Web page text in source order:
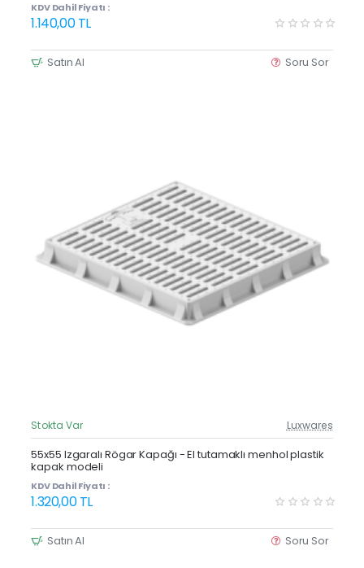
KDV Dahil Fiyatı :
1.140,00 TL
Satın Al Soru Sor
Güncel Fiyat
Yeni Ürün
Stokta Var Luxwares
55x55 Izgaralı Rögar Kapağı - El tutamaklı menhol plastik
kapak modeli
KDV Dahil Fiyatı :
1.320,00 TL
Satın Al Soru Sor